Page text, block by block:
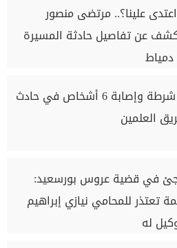
علينا؟.. مرتضى منصور
عن تفاصيل حادثة المسيرة
وفاة رائد شرطة وإصابة 6 أشخاص في حادث
العلمين
في قضية عروس بورسعيد:
تعتذر للمحامي نيازي إبراهيم
له